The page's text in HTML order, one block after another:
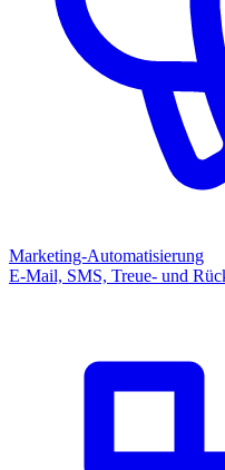
Marketing-Automatisierung
E-Mail, SMS, Treue- und